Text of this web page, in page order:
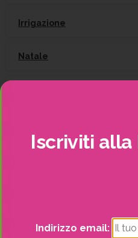
Irrigazione
Natale
Strutture da esterno
Iscriviti alla
Indirizzo email: